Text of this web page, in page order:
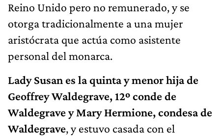
Reino Unido pero no remunerado, y se
otorga tradicionalmente a una mujer
aristócrata que actúa como asistente
personal del monarca.
Lady Susan es la quinta y menor hija de
Geoffrey Waldegrave, 12º conde de
Waldegrave y Mary Hermione, condesa de
Waldegrave, y estuvo casada con el